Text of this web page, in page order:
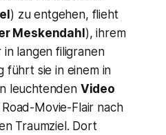
) zu entgehen, flieht
Meskendahl ), ihrem
langen filigranen
führt sie in einem in
leuchtenden Video
Road-Movie-Flair nach
Traumziel. Dort